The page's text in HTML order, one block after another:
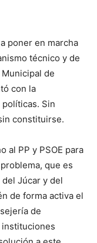
poner en marcha
técnico y de
de
con la
Sin
constituirse.
al PP y PSOE para
que es
Júcar y del
de forma activa el
de
instituciones